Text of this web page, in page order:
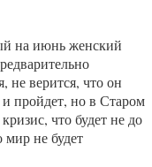
на июнь женский
не верится, что он
пройдет, но в Старом
что будет не до
мир не будет